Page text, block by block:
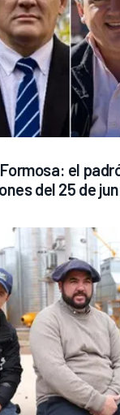
el
del 25 de